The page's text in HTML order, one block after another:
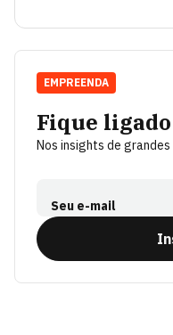
Fique ligado
Nos insights de
Seu e-mail
EMPREENDA